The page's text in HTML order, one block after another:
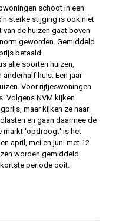
schoot in een
sterke stijging is ook niet
de huizen gaat boven
geworden. Gemiddeld
betaald.
alle soorten huizen,
huis. Een jaar
Voor rijtjeswoningen
Volgens NVM kijken
maar kijken ze naar
en gaan daarmee de
markt 'opdroogt' is het
april, mei en juni met 12
worden gemiddeld
periode ooit.